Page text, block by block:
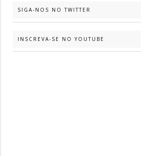
SIGA-NOS NO TWITTER
INSCREVA-SE NO YOUTUBE